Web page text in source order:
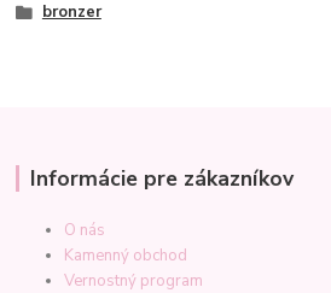
bronzer
Informácie pre zákazníkov
O nás
Kamenný obchod
Vernostný program